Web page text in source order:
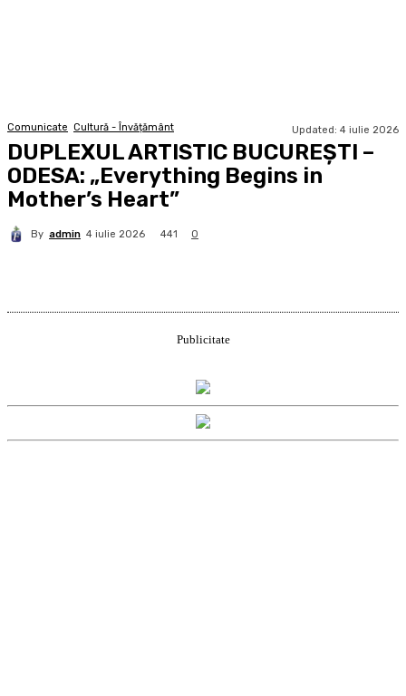
Comunicate Cultură - Învățământ Updated: 4 iulie 2026
DUPLEXUL ARTISTIC BUCUREȘTI –
ODESA: „Everything Begins in
Mother’s Heart”
By admin 4 iulie 2026 441 0
Publicitate